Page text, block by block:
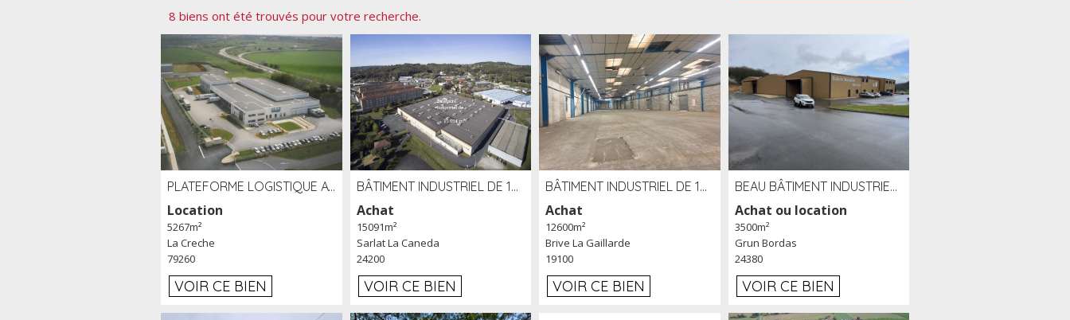
8 biens ont été trouvés pour votre recherche.
PLATEFORME LOGISTIQUE AVEC FROID POSITIF À LOUER SECTEUR NIORT (79)
Location
5267m²
La Creche
79260
VOIR CE BIEN
BÂTIMENT INDUSTRIEL DE 15091 M² À VENDRE ZAC DE MADRAZÈS À SARLAT (24)
Achat
15091m²
Sarlat La Caneda
24200
VOIR CE BIEN
BÂTIMENT INDUSTRIEL DE 12 600 M² À VENDRE À BRIVE (19)
Achat
12600m²
Brive La Gaillarde
19100
VOIR CE BIEN
BEAU BÂTIMENT INDUSTRIEL RÉCENT DE 3 500 M² À LOUER OU VENDRE PROCHE PÉRIGUEUX (24)
Achat ou location
3500m²
Grun Bordas
24380
VOIR CE BIEN